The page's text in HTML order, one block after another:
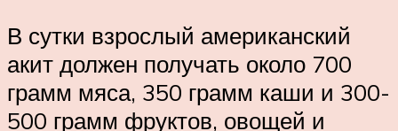
В сутки взрослый американский
акит должен получать около 700
грамм мяса, 350 грамм каши и 300-
500 грамм фруктов, овощей и